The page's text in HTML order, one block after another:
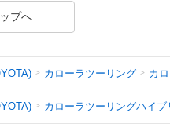
プへ
カローラツーリング カ
カローラツーリングハイブ